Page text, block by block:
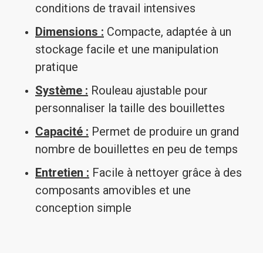
conditions de travail intensives
Dimensions : Compacte, adaptée à un
stockage facile et une manipulation
pratique
Système : Rouleau ajustable pour
personnaliser la taille des bouillettes
Capacité : Permet de produire un grand
nombre de bouillettes en peu de temps
Entretien : Facile à nettoyer grâce à des
composants amovibles et une
conception simple